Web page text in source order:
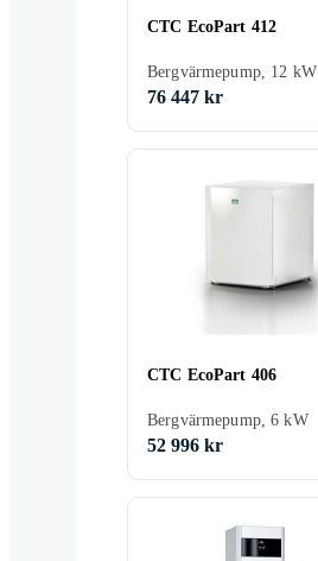
CTC EcoPart 412
Bergvärmepump, 12 kW
76 447 kr
CTC EcoPart 406
Bergvärmepump, 6 kW
52 996 kr